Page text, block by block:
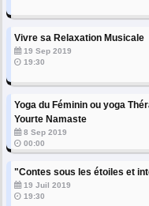
Vivre sa Relaxation Musicale
19 Sep 2019
19:30
Yoga du Féminin ou yoga
Yourte Namaste
8 Sep 2019
00:00
"Contes sous les étoiles et
19 Juil 2019
19:30